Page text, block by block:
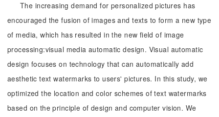
The increasing demand for personalized pictures has
encouraged the fusion of images and texts to form a new type
of media, which has resulted in the new field of image
processing:visual media automatic design. Visual automatic
design focuses on technology that can automatically add
aesthetic text watermarks to users' pictures. In this study, we
optimized the location and color schemes of text watermarks
based on the principle of design and computer vision. We